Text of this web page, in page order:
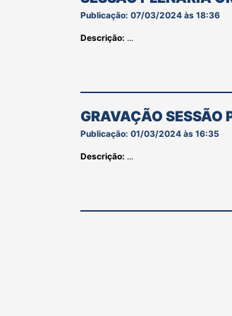
Publicação: 07/03/2024 às 18:36
Descrição: ...
GRAVAÇÃO SESSÃO
Publicação: 01/03/2024 às 16:35
Descrição: ...